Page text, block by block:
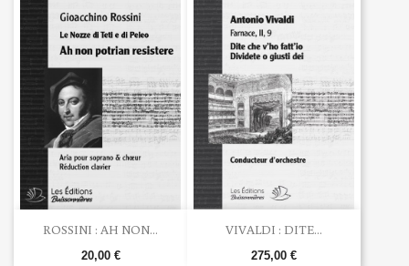
ROSSINI : AH NON...
20,00 €
VIVALDI : DITE...
275,00 €